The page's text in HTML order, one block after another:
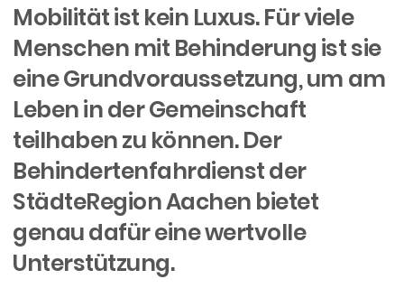
Mobilität ist kein Luxus. Für viele
Menschen mit Behinderung ist sie
eine Grundvoraussetzung, um am
Leben in der Gemeinschaft
teilhaben zu können. Der
Behindertenfahrdienst der
StädteRegion Aachen bietet
genau dafür eine wertvolle
Unterstützung.